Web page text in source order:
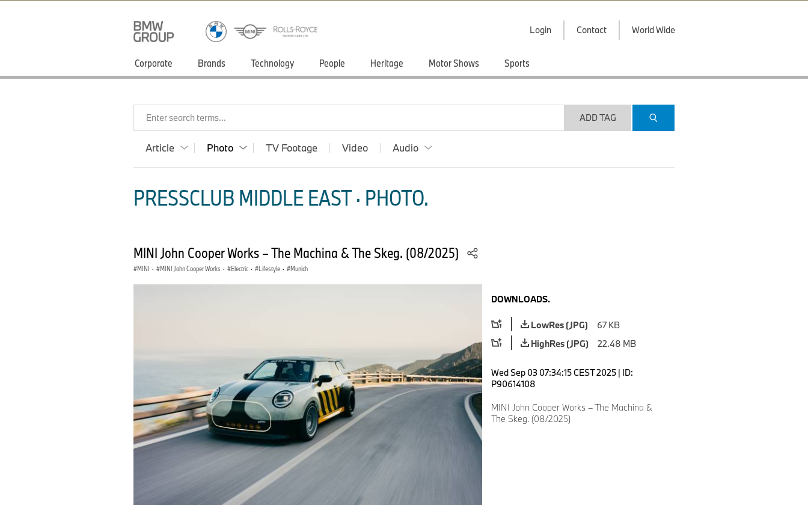
Login Contact World Wide
Corporate Brands Technology People Heritage Motor Shows Sports
Enter search terms... ADD TAG
Article Photo TV Footage Video Audio
PRESSCLUB MIDDLE EAST · PHOTO.
MINI John Cooper Works – The Machina & The Skeg. (08/2025)
MINI · MINI John Cooper Works · Electric · Lifestyle · Munich
DOWNLOADS.
LowRes (JPG)
67 KB
HighRes (JPG)
22.48 MB
Wed Sep 03 07:34:15 CEST 2025 | ID:
P90614108
MINI John Cooper Works – The Machina &
The Skeg. (08/2025)